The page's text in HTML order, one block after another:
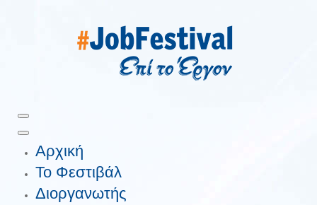
Αρχική
Το Φεστιβάλ
Διοργανωτής